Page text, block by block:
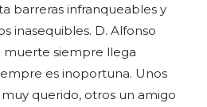
barreras infranqueables y
inasequibles. D. Alfonso
muerte siempre llega
es inoportuna. Unos
querido, otros un amigo